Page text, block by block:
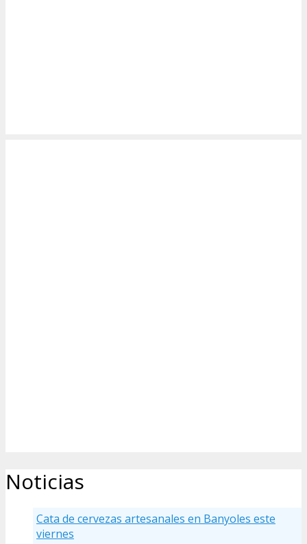
Noticias
Cata de cervezas artesanales en Banyoles este
viernes